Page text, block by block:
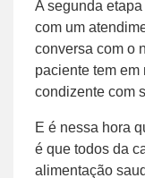
A segunda
com um
conversa com o
paciente tem
condizente com
E é nessa hora
é que todos da
alimentação